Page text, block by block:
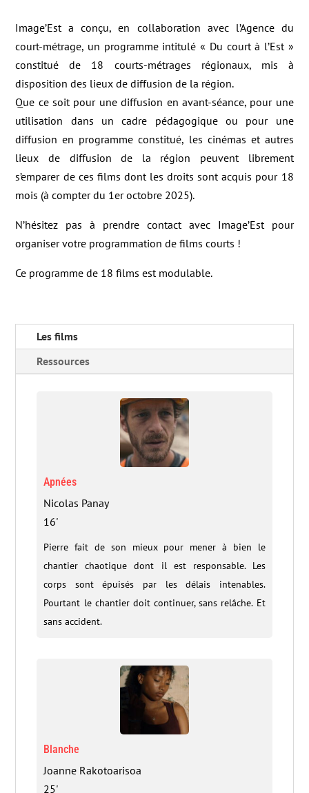
Image’Est a conçu, en collaboration avec l’Agence du
court-métrage, un programme intitulé « Du court à l’Est »
constitué de 18 courts-métrages régionaux, mis à
disposition des lieux de diffusion de la région.
Que ce soit pour une diffusion en avant-séance, pour une
utilisation dans un cadre pédagogique ou pour une
diffusion en programme constitué, les cinémas et autres
lieux de diffusion de la région peuvent librement
s’emparer de ces films dont les droits sont acquis pour 18
mois (à compter du 1er octobre 2025).
N’hésitez pas à prendre contact avec Image’Est pour
organiser votre programmation de films courts !
Ce programme de 18 films est modulable.
Les films
Ressources
Apnées
Nicolas Panay
16'
Pierre fait de son mieux pour mener à bien le
chantier chaotique dont il est responsable. Les
corps sont épuisés par les délais intenables.
Pourtant le chantier doit continuer, sans relâche. Et
sans accident.
Blanche
Joanne Rakotoarisoa
25'